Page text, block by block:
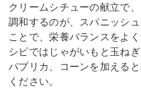
クリームシチューの献立で
調和するのが、スパニッシ
ことで、栄養バランスをよ
シピではじゃがいもと玉ね
パプリカ、コーンを加える
ください。